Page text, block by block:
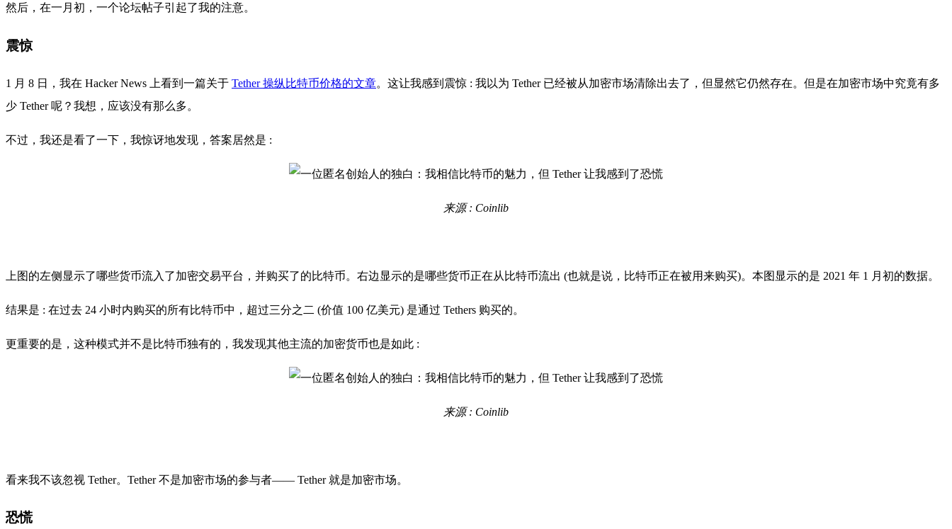
然后，在一月初，一个论坛帖子引起了我的注意。
震惊
1 月 8 日，我在 Hacker News 上看到一篇关于 Tether 操纵比特币价格的文章。这让我感到震惊 : 我以为 Tether 已经被从加密市场清除出去了，但显然它仍然存在。但是在加密市场中究竟有多
少 Tether 呢？我想，应该没有那么多。
不过，我还是看了一下，我惊讶地发现，答案居然是 :
来源 : Coinlib
上图的左侧显示了哪些货币流入了加密交易平台，并购买了的比特币。右边显示的是哪些货币正在从比特币流出 (也就是说，比特币正在被用来购买)。本图显示的是 2021 年 1 月初的数据。
结果是 : 在过去 24 小时内购买的所有比特币中，超过三分之二 (价值 100 亿美元) 是通过 Tethers 购买的。
更重要的是，这种模式并不是比特币独有的，我发现其他主流的加密货币也是如此 :
来源 : Coinlib
看来我不该忽视 Tether。Tether 不是加密市场的参与者—— Tether 就是加密市场。
恐慌